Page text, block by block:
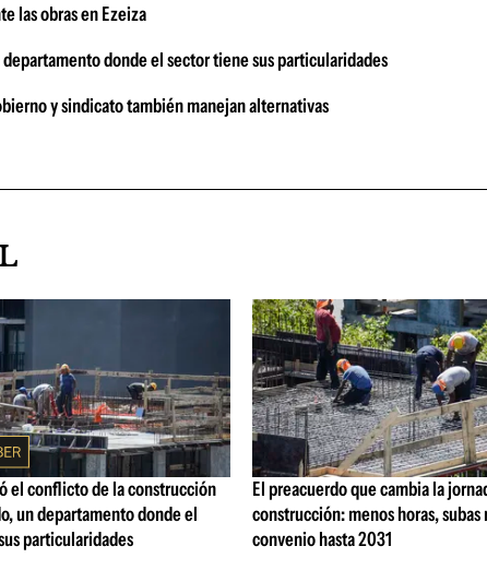
las obras en Ezeiza
donde el sector tiene sus particularidades
y sindicato también manejan alternativas
el conflicto de la construcción
un departamento donde el
particularidades
El preacuerdo que cambia la
construcción: menos horas, subas
convenio hasta 2031